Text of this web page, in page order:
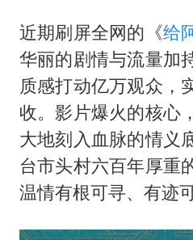
近期刷屏全网的《给
华丽的剧情与流量加
质感打动亿万观众，
收。影片爆火的核心
大地刻入血脉的情义
台市头村六百年厚重
温情有根可寻、有迹可